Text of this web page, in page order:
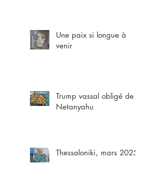
Une paix si longue à
venir
Trump vassal obligé de
Netanyahu
Thessaloniki, mars 2025